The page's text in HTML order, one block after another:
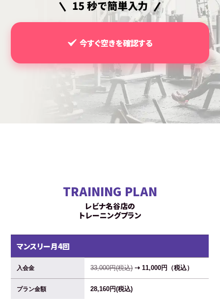
今すぐ空きを確認する
TRAINING PLAN
レビナ名谷店の
トレーニングプラン
マンスリー月4回
入会金 33,000円(税込)⇢ 11,000円（税込）
プラン金額 28,160円(税込)